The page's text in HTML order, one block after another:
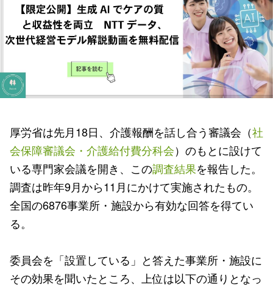
厚労省は先月18日、介護報酬を話し合う審議会（社
会保障審議会・介護給付費分科会）のもとに設けて
いる専門家会議を開き、この調査結果を報告した。
調査は昨年9月から11月にかけて実施されたもの。
全国の6876事業所・施設から有効な回答を得てい
る。
委員会を「設置している」と答えた事業所・施設に
その効果を聞いたところ、上位は以下の通りとなっ